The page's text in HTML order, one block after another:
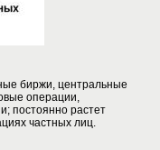
биржи, центральные
операции,
постоянно растет
частных лиц.